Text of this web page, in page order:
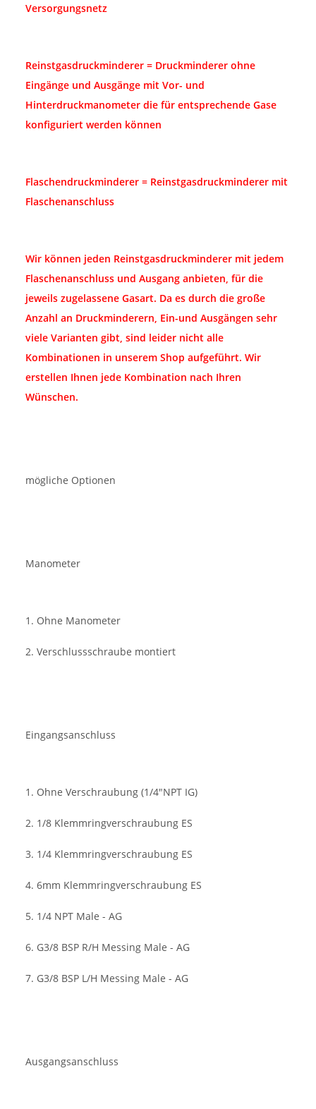
Versorgungsnetz
Reinstgasdruckminderer = Druckminderer ohne
Eingänge und Ausgänge mit Vor- und
Hinterdruckmanometer die für entsprechende Gase
konfiguriert werden können
Flaschendruckminderer = Reinstgasdruckminderer mit
Flaschenanschluss
Wir können jeden Reinstgasdruckminderer mit jedem
Flaschenanschluss und Ausgang anbieten, für die
jeweils zugelassene Gasart. Da es durch die große
Anzahl an Druckminderern, Ein-und Ausgängen sehr
viele Varianten gibt, sind leider nicht alle
Kombinationen in unserem Shop aufgeführt. Wir
erstellen Ihnen jede Kombination nach Ihren
Wünschen.
mögliche Optionen
Manometer
1. Ohne Manometer
2. Verschlussschraube montiert
Eingangsanschluss
1. Ohne Verschraubung (1/4"NPT IG)
2. 1/8 Klemmringverschraubung ES
3. 1/4 Klemmringverschraubung ES
4. 6mm Klemmringverschraubung ES
5. 1/4 NPT Male - AG
6. G3/8 BSP R/H Messing Male - AG
7. G3/8 BSP L/H Messing Male - AG
Ausgangsanschluss